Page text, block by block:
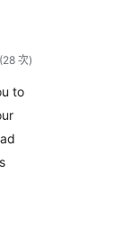
(28 次評
分)
to